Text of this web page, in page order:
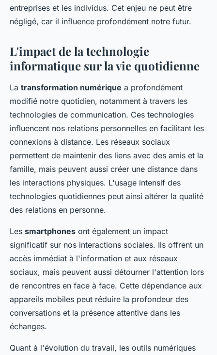
entreprises et les individus. Cet enjeu ne peut être
négligé, car il influence profondément notre futur.
L'impact de la technologie
informatique sur la vie quotidienne
La transformation numérique a profondément
modifié notre quotidien, notamment à travers les
technologies de communication. Ces technologies
influencent nos relations personnelles en facilitant les
connexions à distance. Les réseaux sociaux
permettent de maintenir des liens avec des amis et la
famille, mais peuvent aussi créer une distance dans
les interactions physiques. L'usage intensif des
technologies quotidiennes peut ainsi altérer la qualité
des relations en personne.
Les smartphones ont également un impact
significatif sur nos interactions sociales. Ils offrent un
accès immédiat à l'information et aux réseaux
sociaux, mais peuvent aussi détourner l'attention lors
de rencontres en face à face. Cette dépendance aux
appareils mobiles peut réduire la profondeur des
conversations et la présence attentive dans les
échanges.
Quant à l'évolution du travail, les outils numériques